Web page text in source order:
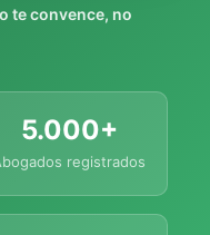
te convence, no
5.000+
registrados